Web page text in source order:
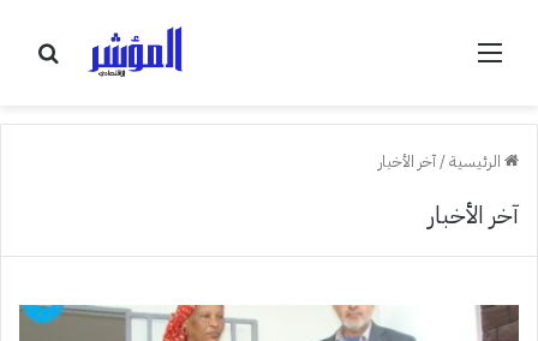
القائمة
الرئيسية/آخر الأخبار
آخر الأخبار